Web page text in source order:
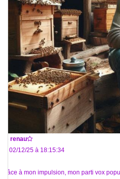
renau
Le 02/12/25 à 18:15:34
Grâce à mon impulsion, mon parti vox